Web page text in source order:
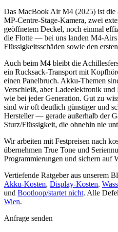
Das MacBook Air M4 (2025) ist die
MP-Centre-Stage-Kamera, zwei
geöffnetem Deckel, noch einmal
die Flotte — bei uns landen M4-
Flüssigkeitsschäden sowie den
Auch beim M4 bleibt die
ein Rucksack-Transport mit
einen Panelbruch. Akku-Themen
Verschleiß, aber Ladeelektronik und
wie bei jeder Generation. Gut zu
sind wir oft deutlich günstiger und
Hersteller — gerade außerhalb der
Sturz/Flüssigkeit, die ohnehin nie
Wir arbeiten mit Festpreisen nach
übernehmen True Tone und
Programmierungen und sichern auf
Vertiefende Ratgeber aus unserem
Akku-Kosten, Display-Kosten,
und Bootloop/startet nicht. Alle
Wien.
Anfrage senden